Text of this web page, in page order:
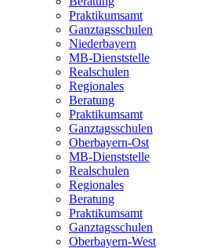
Praktikumsamt
Ganztagsschulen
Niederbayern
MB-Dienststelle
Realschulen
Regionales
Beratung
Praktikumsamt
Ganztagsschulen
Oberbayern-Ost
MB-Dienststelle
Realschulen
Regionales
Beratung
Praktikumsamt
Ganztagsschulen
Oberbayern-West